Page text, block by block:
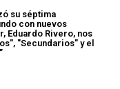
su séptima
con nuevos
Eduardo Rivero, nos
"Secundarios" y el